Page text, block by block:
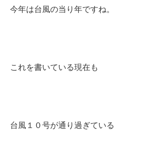
今年は台風の当り年ですね。
これを書いている現在も
台風１０号が通り過ぎている